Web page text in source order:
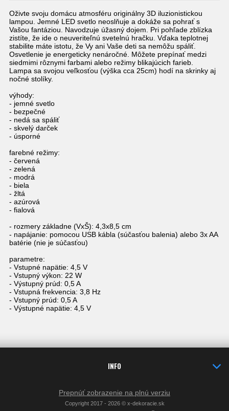
Oživte svoju domácu atmosféru originálny 3D iluzionistickou
lampou. Jemné LED svetlo neoslňuje a dokáže sa pohrať s
Vašou fantáziou. Navodzuje úžasný dojem. Pri pohľade zblízka
zistíte, že ide o neuveriteľnú svetelnú hračku. Vďaka teplotnej
stabilite máte istotu, že Vy ani Vaše deti sa nemôžu spáliť.
Osvetlenie je energeticky nenáročné. Môžete prepínať medzi
siedmimi rôznymi farbami alebo režimy blikajúcich farieb.
Lampa sa svojou veľkosťou (výška cca 25cm) hodí na skrinky aj
nočné stolíky.
výhody:
- jemné svetlo
- bezpečné
- nedá sa spáliť
- skvelý darček
- úsporné
farebné režimy:
- červená
- zelená
- modrá
- biela
- žltá
- azúrová
- fialová
- rozmery základne (VxŠ): 4,3x8,5 cm
- napájanie: pomocou USB kábla (súčasťou balenia) alebo 3x AA
batérie (nie je súčasťou)
parametre:
- Vstupné napätie: 4,5 V
- Vstupný výkon: 22 W
- Výstupný prúd: 0,5 A
- Vstupná frekvencia: 3,8 Hz
- Vstupný prúd: 0,5 A
- Výstupné napätie: 4,5 V
INFO
Prepnúť zobrazenie na plnú verziu
Copyright 2017 - 2026 © x-dekoracie.sk